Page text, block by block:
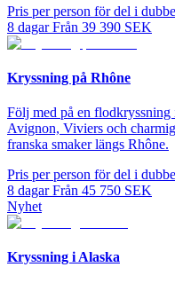
Pris per person för del i
8 dagar Från 39 390 SEK
Kryssning på Rhône
Följ med på en
Avignon, Viviers och
franska smaker längs Rhône.
Pris per person för del i
8 dagar Från 45 750 SEK
Nyhet
Kryssning i Alaska